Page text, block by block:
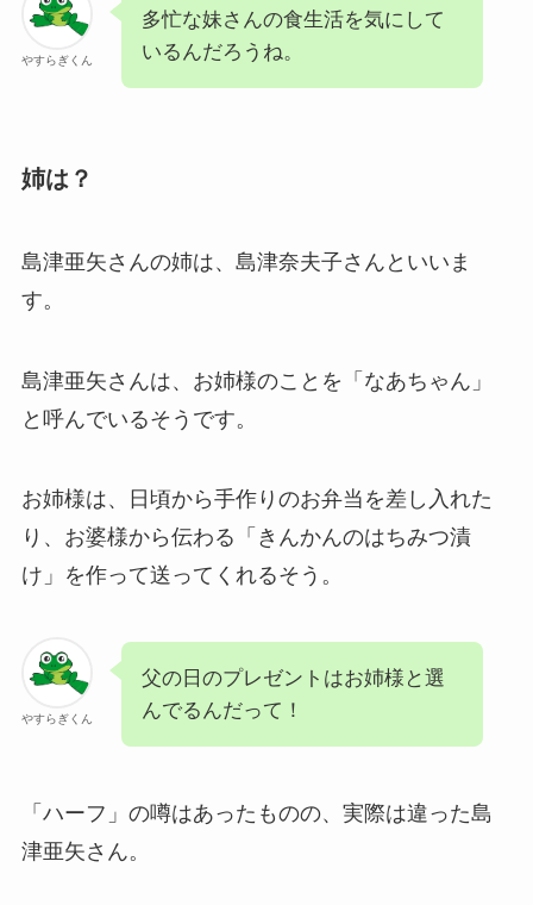
やすらぎくん
多忙な妹さんの食生活を気にして
いるんだろうね。
姉は？
島津亜矢さんの姉は、島津奈夫子さんといいま
す。
島津亜矢さんは、お姉様のことを「なあちゃん」
と呼んでいるそうです。
お姉様は、日頃から手作りのお弁当を差し入れた
り、お婆様から伝わる「きんかんのはちみつ漬
け」を作って送ってくれるそう。
やすらぎくん
父の日のプレゼントはお姉様と選
んでるんだって！
「ハーフ」の噂はあったものの、実際は違った島
津亜矢さん。